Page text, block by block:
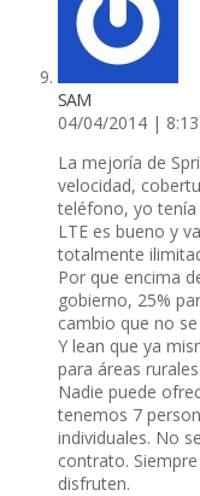
SAM
04/04/2014 |
La mejorí­a de
velocidad,
teléfono, yo tení­a
LTE es bueno y
totalmente
Por que encima
gobierno, 25%
cambio que no
Y lean que ya
para áreas
Nadie puede
tenemos 7
individuales. No
contrato.
disfruten.